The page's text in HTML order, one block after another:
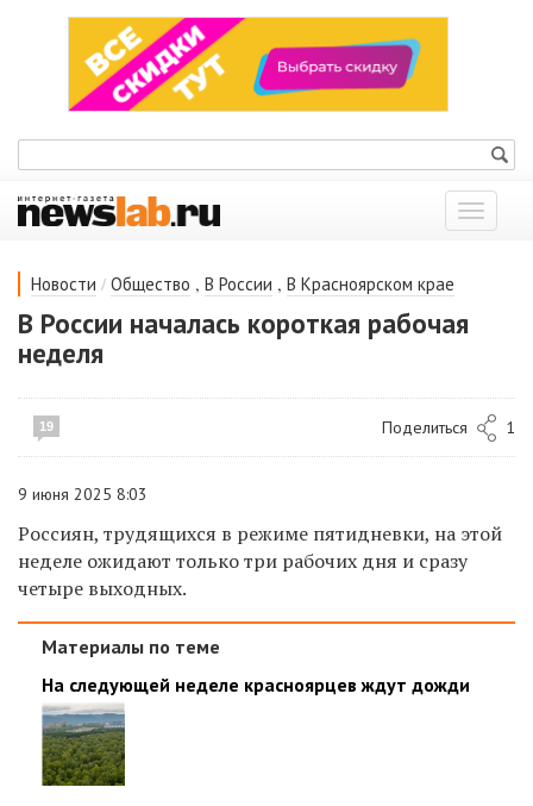
Показать
меню
Новости / Общество , В России , В Красноярском крае
В России началась короткая рабочая
неделя
19 Поделиться 1
9 июня 2025 8:03
Россиян, трудящихся в режиме пятидневки, на этой
неделе ожидают только три рабочих дня и сразу
четыре выходных.
Материалы по теме
На следующей неделе красноярцев ждут дожди